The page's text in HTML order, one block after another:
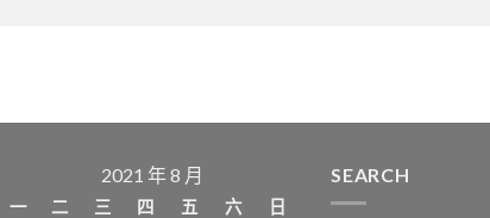
2021 年 8 月
一 二 三 四 五 六
日
SEARCH